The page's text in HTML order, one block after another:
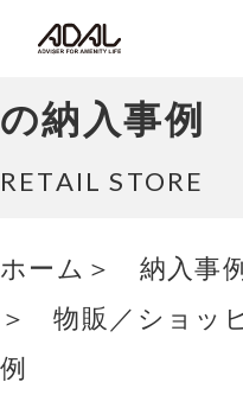
コラム
サポート情報
はたらく家具
最新情報/ニ
採用情報
Japanese
物販／ショ
の納入事例
RETAIL STORE
ホーム
納入事例
物販／ショッ
例